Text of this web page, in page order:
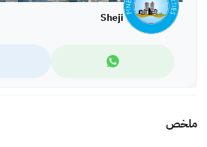
Sheji
ملخص